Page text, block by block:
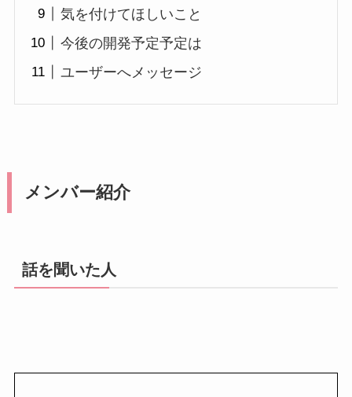
気を付けてほしいこと
今後の開発予定予定は
ユーザーへメッセージ
メンバー紹介
話を聞いた人